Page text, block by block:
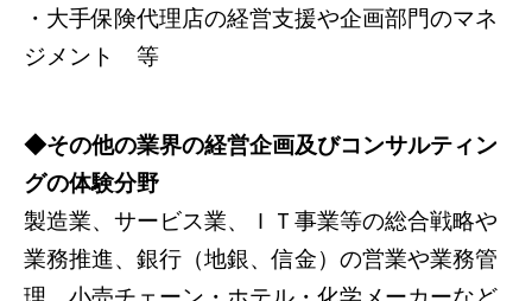
・大手保険代理店の経営支援や企画部門のマネ
ジメント 等
◆その他の業界の経営企画及びコンサルティン
グの体験分野
製造業、サービス業、ＩＴ事業等の総合戦略や
業務推進、銀行（地銀、信金）の営業や業務管